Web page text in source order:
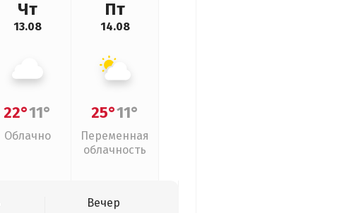
Чт
13.08
22°11°
Облачно
Пт
14.08
25°11°
Переменная
облачность
Вечер